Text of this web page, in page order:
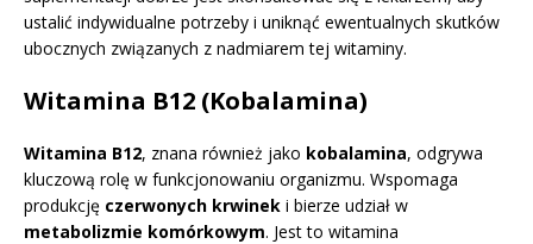
ustalić indywidualne potrzeby i uniknąć ewentualnych skutków
ubocznych związanych z nadmiarem tej witaminy.
Witamina B12 (Kobalamina)
Witamina B12, znana również jako kobalamina, odgrywa
kluczową rolę w funkcjonowaniu organizmu. Wspomaga
produkcję czerwonych krwinek i bierze udział w
metabolizmie komórkowym. Jest to witamina